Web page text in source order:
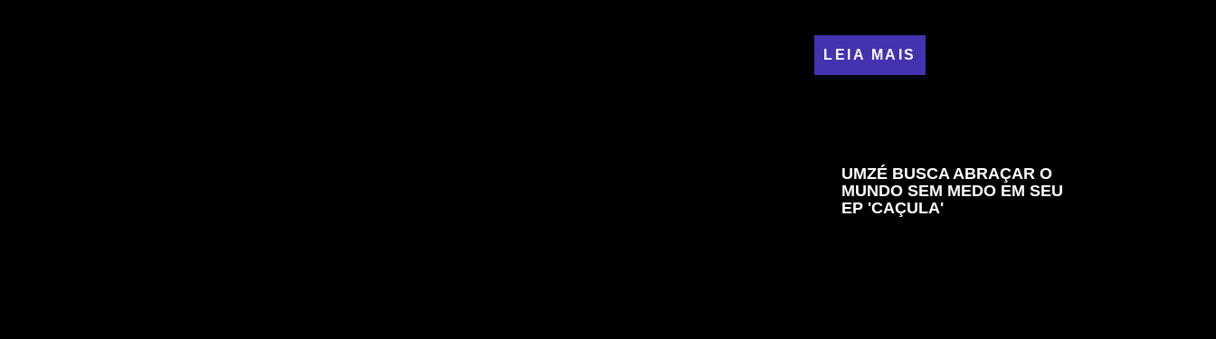
LEIA MAIS
UMZÉ BUSCA ABRAÇAR O
MUNDO SEM MEDO EM SEU
EP 'CAÇULA'